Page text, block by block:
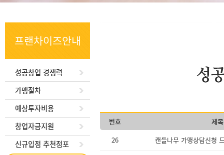
프랜차이즈안내
성공창업 경쟁력
가맹절차
예상투자비용
창업자금지원
신규입점 추천점포
번호
제목
26
캔들나무 가맹상담신청